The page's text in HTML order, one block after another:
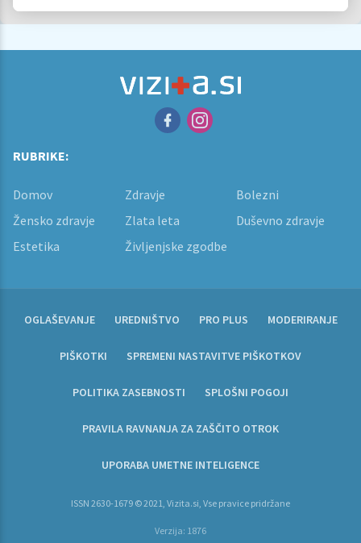
RUBRIKE:
Domov Zdravje
Bolezni
Žensko zdravje
Zlata leta
Duševno zdravje
Estetika
Življenjske zgodbe
OGLAŠEVANJE UREDNIŠTVO PRO PLUS MODERIRANJE
PIŠKOTKI SPREMENI NASTAVITVE PIŠKOTKOV
POLITIKA ZASEBNOSTI SPLOŠNI POGOJI
PRAVILA RAVNANJA ZA ZAŠČITO OTROK
UPORABA UMETNE INTELIGENCE
ISSN 2630-1679 © 2021, Vizita.si, Vse pravice pridržane
Verzija: 1876